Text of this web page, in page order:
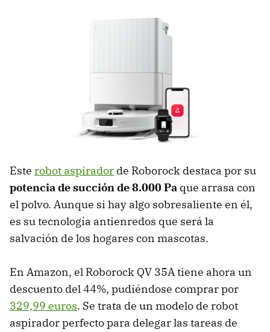
Este robot aspirador de Roborock destaca por su
potencia de succión de 8.000 Pa que arrasa con
el polvo. Aunque si hay algo sobresaliente en él,
es su tecnología antienredos que será la
salvación de los hogares con mascotas.
En Amazon, el Roborock QV 35A tiene ahora un
descuento del 44%, pudiéndose comprar por
329,99 euros. Se trata de un modelo de robot
aspirador perfecto para delegar las tareas de